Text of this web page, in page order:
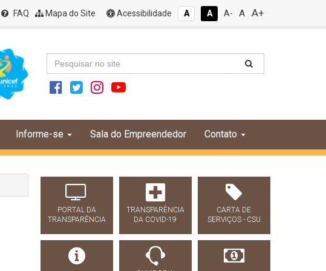
FAQ Mapa do Site Acessibilidade A A A- A A+
Informe-se Sala do Empreendedor Contato
PORTAL DA
TRANSPARÊNCIA
TRANSPARÊNCIA
DA COVID-19
CARTA DE
SERVIÇOS - CSU